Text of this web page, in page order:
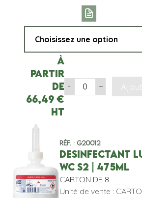
À
partir
de
66,49 €
HT
- +
Réf. : G20012
DESINFECTANT
WC S2 | 475ML
CARTON DE 8
Unité de vente :